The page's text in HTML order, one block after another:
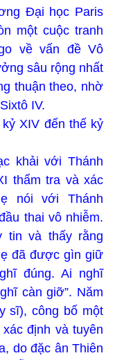
Đại học Paris
một cuộc tranh
về vấn đề Vô
sâu rộng nhất
thuận theo, nhờ
IV.
XIV đến thế kỷ
khải với Thánh
thẩm tra và xác
nói với Thánh
thai vô nhiễm.
tin và thấy rằng
đã được gìn giữ
đúng. Ai nghĩ
càn giỡ”. Năm
sĩ), công bố một
định và tuyên
do đặc ân Thiên